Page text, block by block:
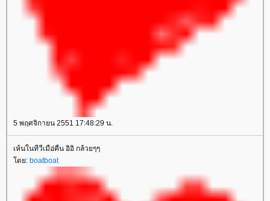
5 พฤศจิกายน 2551 17:48:29 น.
เห้นในทีวีเมือ่คืน อิอิ กล้วยๆๆ
โดย: boatboat